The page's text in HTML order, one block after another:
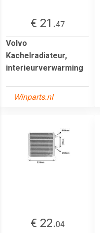
€ 21.47
Volvo
Kachelradiateur,
interieurverwarming
Winparts.nl
€ 22.04